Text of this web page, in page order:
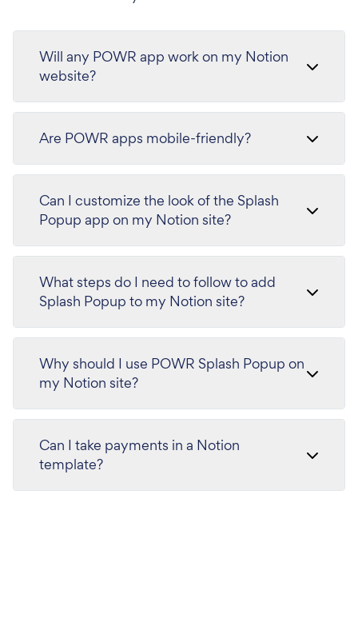
Will any POWR app work on my Notion
website?
Are POWR apps mobile-friendly?
Can I customize the look of the Splash
Popup app on my Notion site?
What steps do I need to follow to add
Splash Popup to my Notion site?
Why should I use POWR Splash Popup on
my Notion site?
Can I take payments in a Notion
template?